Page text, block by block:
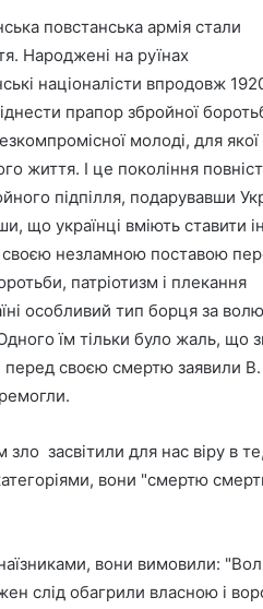
повстанська армія стали
Народжені на руїнах
націоналісти впродовж
прапор збройної
молоді, для якої
життя. І це покоління
підпілля, подарувавши
що українці вміють ставити
своєю незламною поставою
патріотизм і плекання
особливий тип борця за
їм тільки було жаль, що
своєю смертю заявили В.
засвітили для нас віру в
вони "смертю
вони вимовили:
слід обагрили власною і